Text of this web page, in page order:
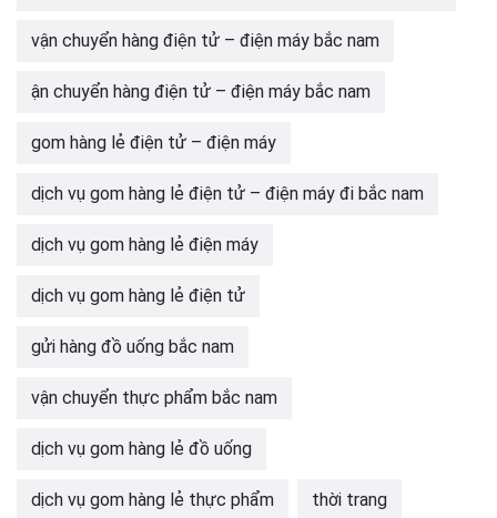
vận chuyển hàng điện tử – điện máy bắc nam
ận chuyển hàng điện tử – điện máy bắc nam
gom hàng lẻ điện tử – điện máy
dịch vụ gom hàng lẻ điện tử – điện máy đi bắc nam
dịch vụ gom hàng lẻ điện máy
dịch vụ gom hàng lẻ điện tử
gửi hàng đồ uống bắc nam
vận chuyển thực phẩm bắc nam
dịch vụ gom hàng lẻ đồ uống
dịch vụ gom hàng lẻ thực phẩm thời trang